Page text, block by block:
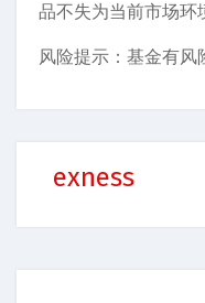
品不失为当前市场环
风险提示：基金有风
exness